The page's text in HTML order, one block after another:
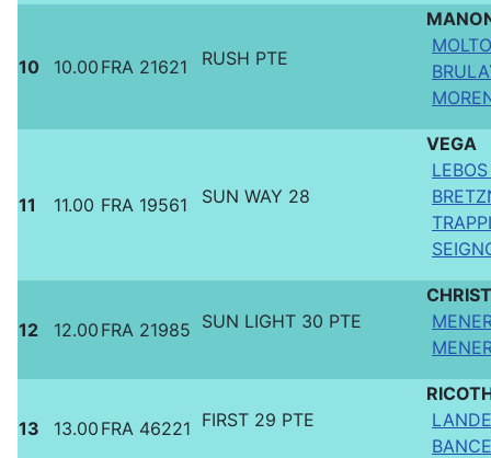
10 10.00 FRA 21621 RUSH PTE
11 11.00 FRA 19561 SUN WAY 28
VEGA
12 12.00 FRA 21985 SUN LIGHT 30 PTE
13 13.00 FRA 46221 FIRST 29 PTE